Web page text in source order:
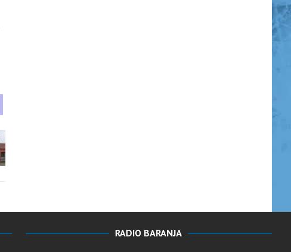
RADIO BARANJA